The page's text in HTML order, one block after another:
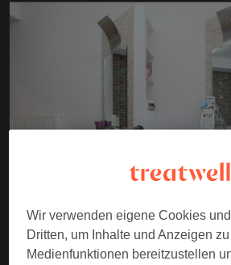
PREISLISTE
UNSER TEAM
BEWERTUNGEN
Wir verwenden eigene Cookies
Dritten, um Inhalte und Anzeigen
Medienfunktionen bereitzustellen